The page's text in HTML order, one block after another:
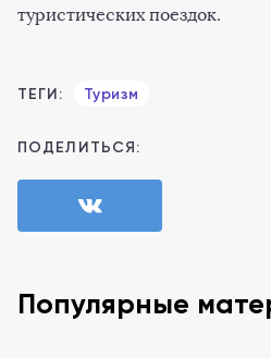
туристических поездок.
ТЕГИ: Туризм
ПОДЕЛИТЬСЯ:
Популярные